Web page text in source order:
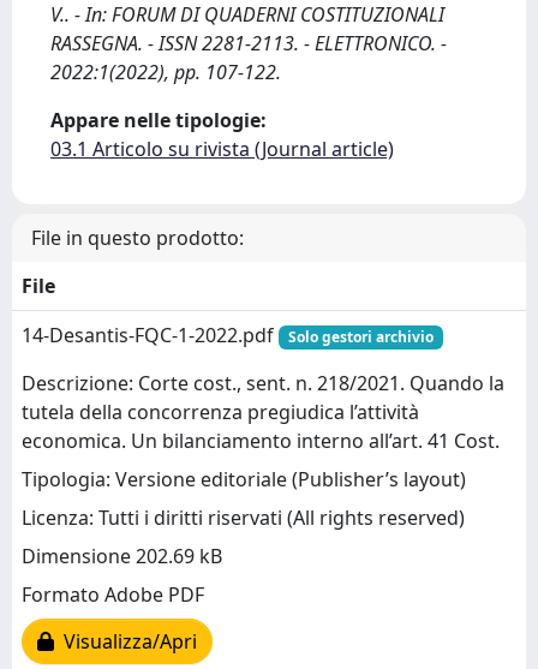
V.. - In: FORUM DI QUADERNI COSTITUZIONALI
RASSEGNA. - ISSN 2281-2113. - ELETTRONICO. -
2022:1(2022), pp. 107-122.
Appare nelle tipologie:
03.1 Articolo su rivista (Journal article)
File in questo prodotto:
File
14-Desantis-FQC-1-2022.pdf
Solo gestori archivio
Descrizione: Corte cost., sent. n. 218/2021. Quando la
tutela della concorrenza pregiudica l’attività
economica. Un bilanciamento interno all’art. 41 Cost.
Tipologia: Versione editoriale (Publisher’s layout)
Licenza: Tutti i diritti riservati (All rights reserved)
Dimensione 202.69 kB
Formato Adobe PDF
Visualizza/Apri